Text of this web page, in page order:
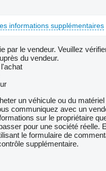
informations supplémentaires
par le vendeur. Veuillez
du vendeur.
un véhicule ou du
communiquez avec un
sur le propriétaire
pour une société réelle.
le formulaire de
supplémentaire.